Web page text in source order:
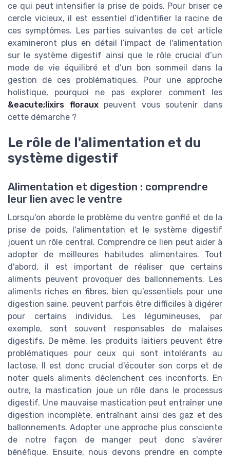
ce qui peut intensifier la prise de poids. Pour briser ce
cercle vicieux, il est essentiel d’identifier la racine de
ces symptômes. Les parties suivantes de cet article
examineront plus en détail l’impact de l'alimentation
sur le système digestif ainsi que le rôle crucial d’un
mode de vie équilibré et d’un bon sommeil dans la
gestion de ces problématiques. Pour une approche
holistique, pourquoi ne pas explorer comment les
&eacute;lixirs florauxpeuvent vous soutenir dans
cette démarche ?
Le rôle de l'alimentation et du
système digestif
Alimentation et digestion : comprendre
leur lien avec le ventre
Lorsqu'on aborde le problème du ventre gonflé et de la
prise de poids, l'alimentation et le système digestif
jouent un rôle central. Comprendre ce lien peut aider à
adopter de meilleures habitudes alimentaires. Tout
d'abord, il est important de réaliser que certains
aliments peuvent provoquer des ballonnements. Les
aliments riches en fibres, bien qu'essentiels pour une
digestion saine, peuvent parfois être difficiles à digérer
pour certains individus. Les légumineuses, par
exemple, sont souvent responsables de malaises
digestifs. De même, les produits laitiers peuvent être
problématiques pour ceux qui sont intolérants au
lactose. Il est donc crucial d'écouter son corps et de
noter quels aliments déclenchent ces inconforts. En
outre, la mastication joue un rôle dans le processus
digestif. Une mauvaise mastication peut entraîner une
digestion incomplète, entraînant ainsi des gaz et des
ballonnements. Adopter une approche plus consciente
de notre façon de manger peut donc s'avérer
bénéfique. Ensuite, nous devons prendre en compte